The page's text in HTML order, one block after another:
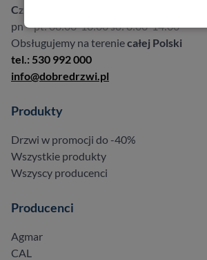
Czynne:
pn – pt: 08:00-18:00 so: 8:00-14:00
Obsługujemy na tereniecałej Polski
tel.: 530 992 000
info@dobredrzwi.pl
Produkty
Drzwi w promocji do -40%
Wszystkie produkty
Wszyscy producenci
Producenci
Agmar
CAL